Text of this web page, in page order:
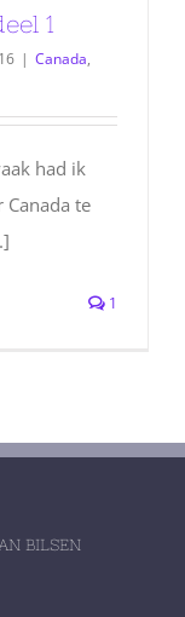
1
| Canada,
had ik
te
1
BILSEN